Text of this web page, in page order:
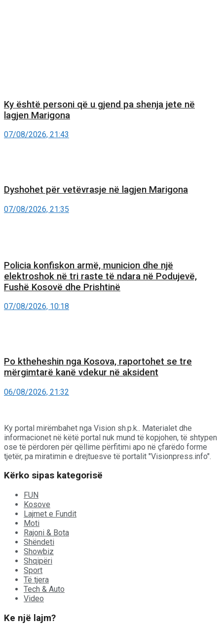
Ky është personi që u gjend pa shenja jete në
lagjen Marigona
07/08/2026, 21:43
Dyshohet për vetëvrasje në lagjen Marigona
07/08/2026, 21:35
Policia konfiskon armë, municion dhe një
elektroshok në tri raste të ndara në Podujevë,
Fushë Kosovë dhe Prishtinë
07/08/2026, 10:18
Po ktheheshin nga Kosova, raportohet se tre
mërgimtarë kanë vdekur në aksident
06/08/2026, 21:32
Ky portal mirëmbahet nga Vision sh.p.k.. Materialet dhe
informacionet në këtë portal nuk mund të kopjohen, të shtypen
ose të përdoren për qëllime përfitimi apo në çfarëdo forme
tjetër, pa miratimin e drejtuesve të portalit "Visionpress.info".
Kërko sipas kategorisë
FUN
Kosove
Lajmet e Fundit
Moti
Rajoni & Bota
Shëndeti
Showbiz
Shqipëri
Sport
Të tjera
Tech & Auto
Video
Ke një lajm?